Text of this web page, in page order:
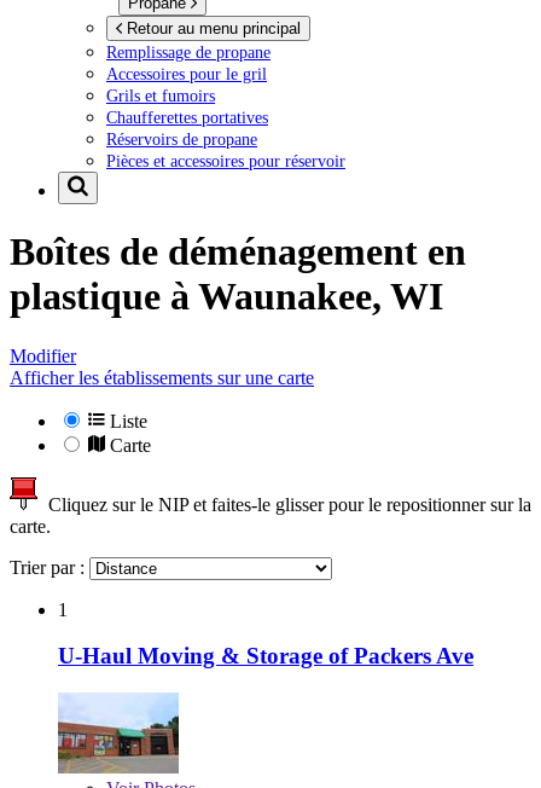
Retour au menu principal
Remplissage de propane
Accessoires pour le gril
Grils et fumoirs
Chaufferettes portatives
Réservoirs de propane
Pièces et accessoires pour réservoir
Boîtes de déménagement en
plastique à Waunakee, WI
Modifier
Afficher les établissements sur une carte
Liste
Carte
Cliquez sur le NIP et faites-le glisser pour le repositionner sur la
carte.
Trier par :
1
U-Haul Moving & Storage of Packers Ave